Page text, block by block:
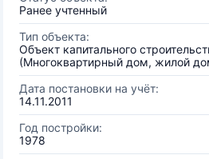
Ранее учтенный
Тип объекта:
Объект капитального
(Многоквартирный дом, жилой
Дата постановки на учёт:
14.11.2011
Год постройки:
1978